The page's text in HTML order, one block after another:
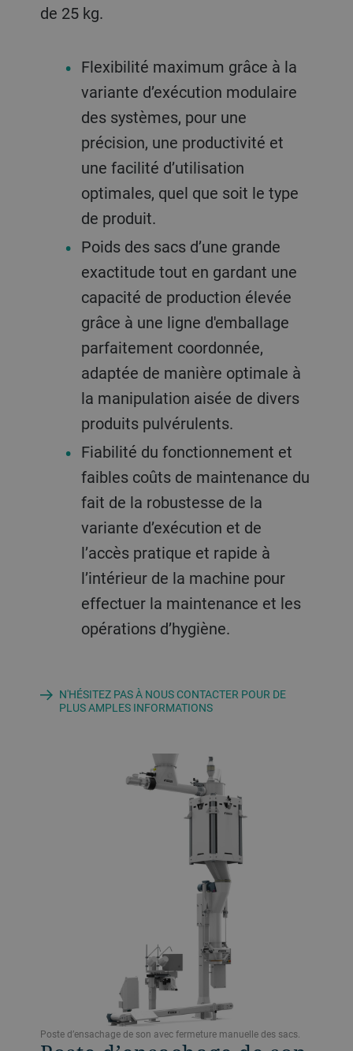
de 25 kg.
Flexibilité maximum grâce à la
variante d’exécution modulaire
des systèmes, pour une
précision, une productivité et
une facilité d’utilisation
optimales, quel que soit le type
de produit.
Poids des sacs d’une grande
exactitude tout en gardant une
capacité de production élevée
grâce à une ligne d'emballage
parfaitement coordonnée,
adaptée de manière optimale à
la manipulation aisée de divers
produits pulvérulents.
Fiabilité du fonctionnement et
faibles coûts de maintenance du
fait de la robustesse de la
variante d’exécution et de
l’accès pratique et rapide à
l’intérieur de la machine pour
effectuer la maintenance et les
opérations d’hygiène.
N'HÉSITEZ PAS À NOUS CONTACTER POUR DE
PLUS AMPLES INFORMATIONS
Poste d’ensachage de son avec fermeture manuelle des sacs.